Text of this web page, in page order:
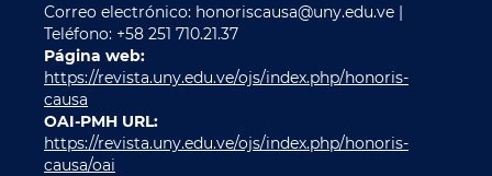
Correo electrónico: honoriscausa@uny.edu.ve |
Teléfono: +58 251 710.21.37
Página web:
https://revista.uny.edu.ve/ojs/index.php/honoris-
causa
OAI-PMH URL:
https://revista.uny.edu.ve/ojs/index.php/honoris-
causa/oai